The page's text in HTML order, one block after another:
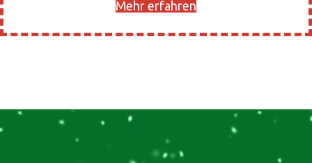
Mehr erfahren